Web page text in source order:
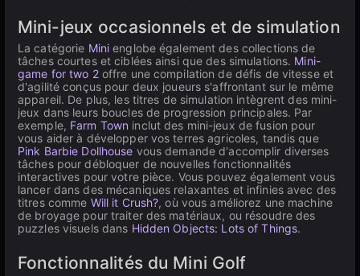
Mini-jeux occasionnels et de simulation
La catégorie Mini englobe également des collections de
tâches courtes et ciblées ainsi que des simulations. Mini-
game for two 2offre une compilation de défis de vitesse et
d'agilité conçus pour deux joueurs s'affrontant sur le même
appareil. De plus, les titres de simulation intègrent des mini-
jeux dans leurs boucles de progression principales. Par
exemple, Farm Town inclut des mini-jeux de fusion pour
vous aider à développer vos terres agricoles, tandis que
Pink Barbie Dollhouse vous demande d'accomplir diverses
tâches pour débloquer de nouvelles fonctionnalités
interactives pour votre pièce. Vous pouvez également vous
lancer dans des mécaniques relaxantes et infinies avec des
titres comme Will it Crush?, où vous améliorez une machine
de broyage pour traiter des matériaux, ou résoudre des
puzzles visuels dans Hidden Objects: Lots of Things.
Fonctionnalités du Mini Golf